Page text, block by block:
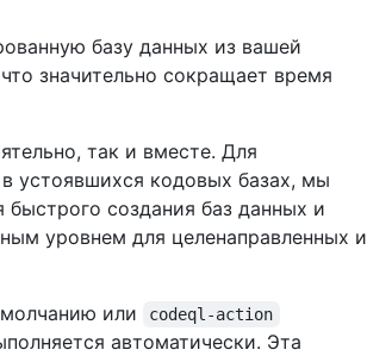
базу данных из вашей
значительно сокращает время
так и вместе. Для
устоявшихся кодовых базах, мы
создания баз данных и
уровнем для целенаправленных и
или
codeql-action
автоматически. Эта